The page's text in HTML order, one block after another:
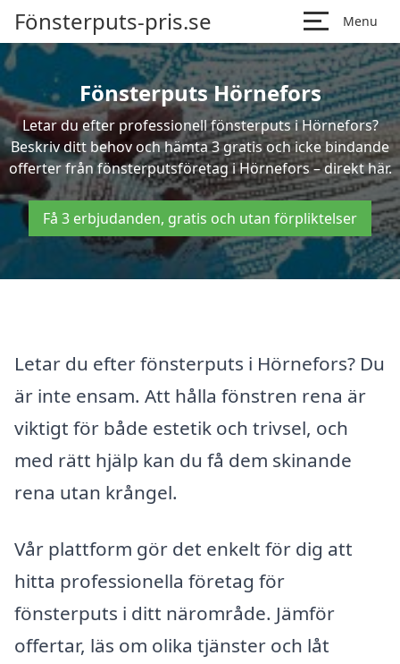
Fönsterputs-pris.se Menu
Fönsterputs Hörnefors
Letar du efter professionell fönsterputs i Hörnefors?
Beskriv ditt behov och hämta 3 gratis och icke bindande
offerter från fönsterputsföretag i Hörnefors – direkt här.
Få 3 erbjudanden, gratis och utan förpliktelser
Letar du efter fönsterputs i Hörnefors? Du
är inte ensam. Att hålla fönstren rena är
viktigt för både estetik och trivsel, och
med rätt hjälp kan du få dem skinande
rena utan krångel.
Vår plattform gör det enkelt för dig att
hitta professionella företag för
fönsterputs i ditt närområde. Jämför
offertar, läs om olika tjänster och låt